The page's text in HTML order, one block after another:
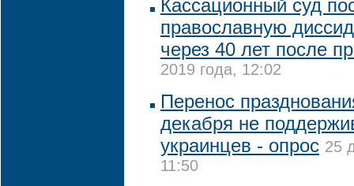
Кассационный суд
православную
через 40 лет после
2019 года, 12:02
Перенос
декабря не
украинцев - опрос 25
11:50